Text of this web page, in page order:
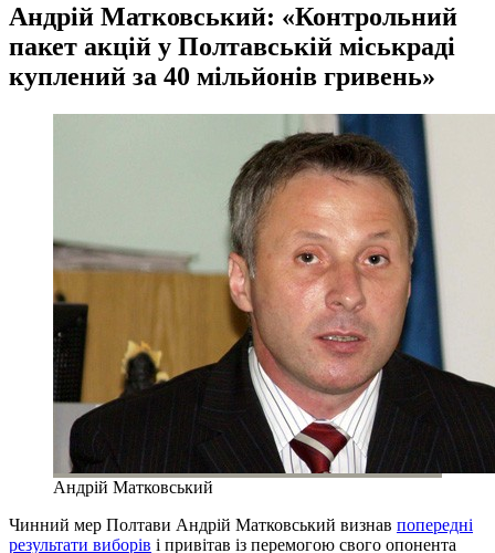
Андрій Матковський: «Контрольний
пакет акцій у Полтавській міськраді
куплений за 40 мільйонів гривень»
Андрій Матковський
Чинний мер Полтави Андрій Матковський визнав попередні
результати виборів і привітав із перемогою свого опонента